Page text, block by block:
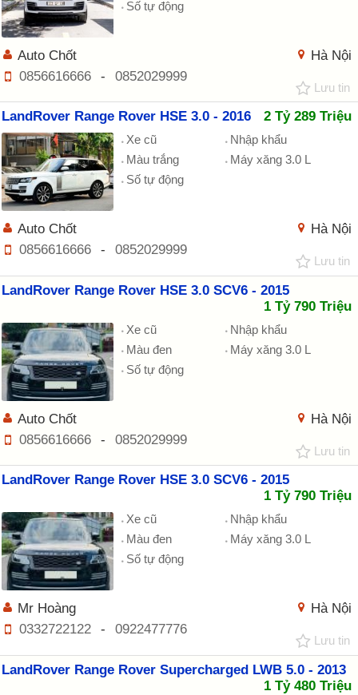
Số tự động
Hà Nội
Auto Chốt
0856616666
- 0852029999
Lưu tin
LandRover Range Rover HSE 3.0 - 2016 2 Tỷ 289 Triệu
Xe cũ
Nhập khẩu
Màu trắng
Máy xăng 3.0 L
Số tự động
Hà Nội
Auto Chốt
0856616666
- 0852029999
Lưu tin
LandRover Range Rover HSE 3.0 SCV6 - 2015
1 Tỷ 790 Triệu
Xe cũ
Nhập khẩu
Màu đen
Máy xăng 3.0 L
Số tự động
Hà Nội
Auto Chốt
0856616666
- 0852029999
Lưu tin
LandRover Range Rover HSE 3.0 SCV6 - 2015
1 Tỷ 790 Triệu
Xe cũ
Nhập khẩu
Màu đen
Máy xăng 3.0 L
Số tự động
Hà Nội
Mr Hoàng
0332722122
- 0922477776
Lưu tin
LandRover Range Rover Supercharged LWB 5.0 - 2013
1 Tỷ 480 Triệu